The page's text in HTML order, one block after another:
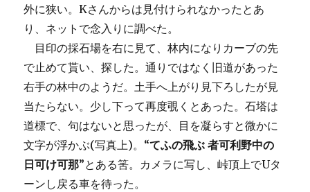
外に狭い。Kさんからは見付けられなかったとあ
り、ネットで念入りに調べた。
目印の採石場を右に見て、林内になりカーブの先
で止めて貰い、探した。通りではなく旧道があった
右手の林中のようだ。土手へ上がり見下ろしたが見
当たらない。少し下って再度覗くとあった。石塔は
道標で、句はないと思ったが、目を凝らすと微かに
文字が浮かぶ(写真上)。“てふの飛ぶ 者可利野中の
日可け可那”とある筈。カメラに写し、峠頂上でUタ
ーンし戻る車を待った。